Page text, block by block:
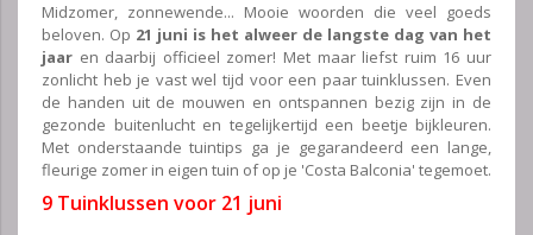
Midzomer, zonnewende... Mooie woorden die veel goeds
beloven. Op 21 juni is het alweer de langste dag van het
jaar en daarbij officieel zomer! Met maar liefst ruim 16 uur
zonlicht heb je vast wel tijd voor een paar tuinklussen. Even
de handen uit de mouwen en ontspannen bezig zijn in de
gezonde buitenlucht en tegelijkertijd een beetje bijkleuren.
Met onderstaande tuintips ga je gegarandeerd een lange,
fleurige zomer in eigen tuin of op je 'Costa Balconia' tegemoet.
9 Tuinklussen voor 21 juni